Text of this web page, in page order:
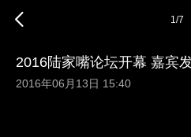
1/7
2016陆家嘴论坛开幕 嘉宾
2016年06月13日 15:40